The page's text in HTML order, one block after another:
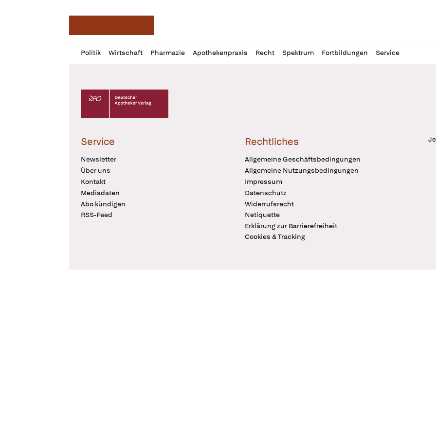
Politik Wirtschaft Pharmazie Apothekenpraxis Recht Spektrum Fortbildungen Service
Profil
öffnen
Daz
Pur
Deutscher Apotheker Verlag Logo
Service
Newsletter
Über uns
Kontakt
Mediadaten
Abo kündigen
RSS-Feed
Rechtliches
Allgemeine Geschäftsbedingungen
Allgemeine Nutzungsbedingungen
Impressum
Datenschutz
Widerrufsrecht
Netiquette
Erklärung zur Barrierefreiheit
Cookies & Tracking